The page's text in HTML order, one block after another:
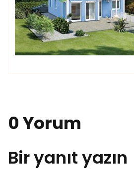
0 Yorum
Bir yanıt yazın